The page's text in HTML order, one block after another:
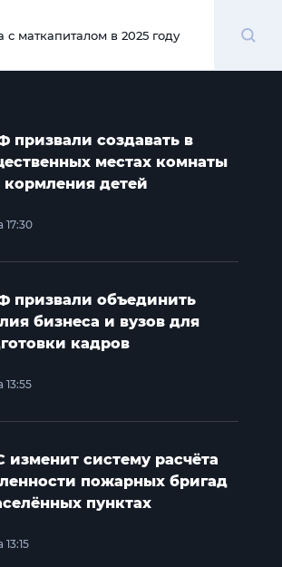
с маткапиталом в 2025 году
призвали создавать в
местах комнаты
кормления детей
17:30
призвали объединить
бизнеса и вузов для
кадров
13:55
изменит систему расчёта
пожарных бригад
пунктах
13:15